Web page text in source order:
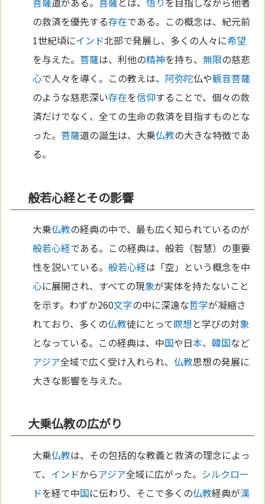
の救済を優先する存在である。この概念は、紀元前
1世紀頃にインド北部で発展し、多くの人々に希望
を与えた。菩薩は、利他の精神を持ち、無限の慈悲
心で人々を導く。この教えは、 阿弥陀仏や観音菩薩
のような慈悲深い存在を信仰することで、個々の救
済だけでなく、全ての生命の救済を目指すものとな
った。菩薩道の誕生は、大乗仏教の大きな特徴であ
る。
般若心経とその影響
大乗仏教の経典の中で、最も広く知られているのが
般若心経である。この経典は、般若（智慧）の重要
性を説いている。般若心経は「空」という概念を中
心に展開され、すべての現象が実体を持たないこと
を示す。わずか260文字の中に深遠な哲学が凝縮さ
れており、多くの仏教徒にとって瞑想と学びの対象
となっている。この経典は、中国や日本、韓国など
アジア全域で広く受け入れられ、仏教思想の発展に
大きな影響を与えた。
大乗仏教の広がり
大乗仏教は、その包括的な教義と救済の理念によっ
て、 インドからアジア全域に広がった。 シルクロー
ドを経て中国に伝わり、そこで多くの仏教経典が漢